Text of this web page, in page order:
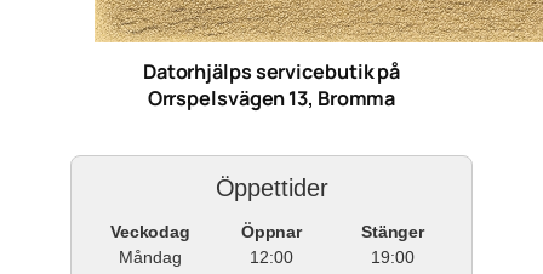
Datorhjälps servicebutik på
Orrspelsvägen 13, Bromma
Öppettider
Veckodag Öppnar
Stänger
Måndag
12:00
19:00